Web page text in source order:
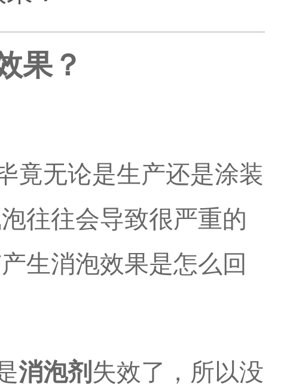
果？
竟无论是生产还是涂装
往往会导致很严重的
产生消泡效果是怎么回
消泡剂 失效了，所以没